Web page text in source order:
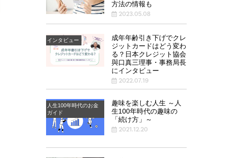
方法の情報も
2023.05.08
インタビュー
成年年齢引き下げでクレ
ジットカードはどう変わ
る？日本クレジット協会
與口真三理事・事務局長
にインタビュー
2022.07.19
人生100年時代のお金
ガイド
趣味を楽しむ人生 ～人
生100年時代の趣味の
「続け方」～
2021.12.20